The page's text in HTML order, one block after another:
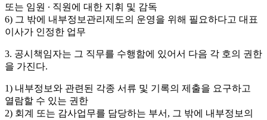
또는 임원 ∙ 직원에 대한 지휘 및 감독
6) 그 밖에 내부정보관리제도의 운영을 위해 필요하다고 대표
이사가 인정한 업무
3. 공시책임자는 그 직무를 수행함에 있어서 다음 각 호의 권한
을 가진다.
1) 내부정보와 관련된 각종 서류 및 기록의 제출을 요구하고
열람할 수 있는 권한
2) 회계 또는 감사업무를 담당하는 부서, 그 밖에 내부정보의